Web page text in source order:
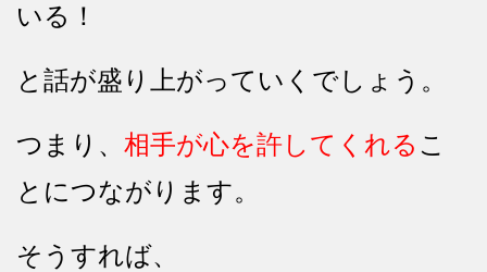
いる！
と話が盛り上がっていくでしょう。
つまり、 相手が心を許してくれる こ
とにつながります。
そうすれば、